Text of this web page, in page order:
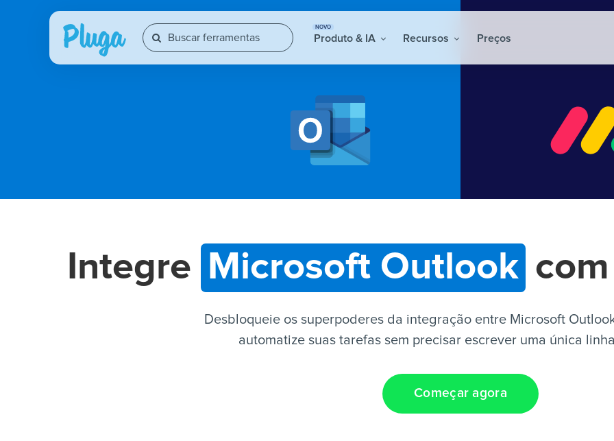
NOVO
Produto & IA Recursos Preços
Integre Microsoft Outlook
Desbloqueie os superpoderes da integração entre Microsoft
automatize suas tarefas sem precisar escrever uma única
Começar agora